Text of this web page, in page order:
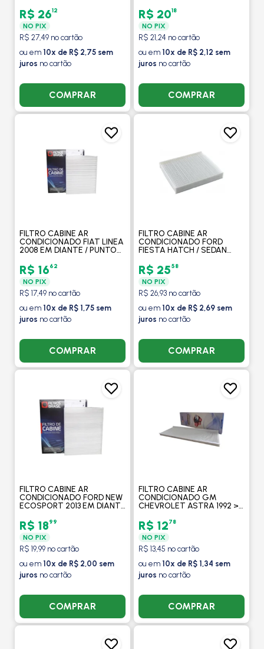
DIANTE / 2.0 16V GASOLINA
2013 EM DIANTE - FILTROS
BRASIL
R$ 2612
NO PIX
R$ 27,49 no cartão
ou em 10x de R$ 2,75 sem
juros no cartão
COMPRAR
R$ 2018
NO PIX
R$ 21,24 no cartão
ou em 10x de R$ 2,12 sem
juros no cartão
COMPRAR
FILTRO CABINE AR
CONDICIONADO FIAT LINEA
2008 EM DIANTE / PUNTO
BRASIL
R$ 1662
NO PIX
R$ 17,49 no cartão
ou em 10x de R$ 1,75 sem
juros no cartão
COMPRAR
FILTRO CABINE AR
CONDICIONADO FORD
FIESTA HATCH / SEDAN
2002 A 2013 / FUSION 2006
A 2008 - FILTROS BRASIL
R$ 2558
NO PIX
R$ 26,93 no cartão
ou em 10x de R$ 2,69 sem
juros no cartão
COMPRAR
FILTRO CABINE AR
CONDICIONADO FORD NEW
ECOSPORT 2013 EM DIANTE
DIANTE / NOVO KA 2014 EM
DIANTE - FILTROS BRASIL
R$ 1899
NO PIX
R$ 19,99 no cartão
ou em 10x de R$ 2,00 sem
juros no cartão
COMPRAR
FILTRO CABINE AR
CONDICIONADO GM
CHEVROLET ASTRA 1992 >
> CORSA CLASSIC 1997 EM
DIANTE - FILTROS BRASIL
R$ 1278
NO PIX
R$ 13,45 no cartão
ou em 10x de R$ 1,34 sem
juros no cartão
COMPRAR